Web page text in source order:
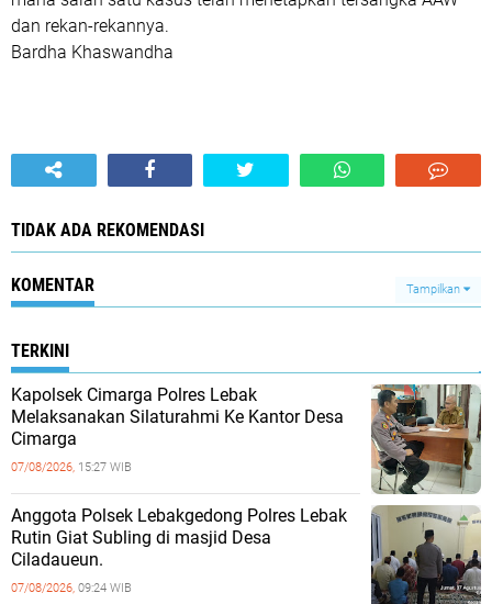
dan rekan-rekannya.
Bardha Khaswandha
TIDAK ADA REKOMENDASI
KOMENTAR Tampilkan
TERKINI
Kapolsek Cimarga Polres Lebak
Melaksanakan Silaturahmi Ke Kantor Desa
Cimarga
07/08/2026, 15:27 WIB
Anggota Polsek Lebakgedong Polres Lebak
Rutin Giat Subling di masjid Desa
Ciladaueun.
07/08/2026, 09:24 WIB